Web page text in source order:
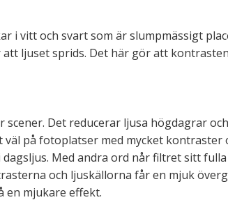
i vitt och svart som är slumpmässigt
ljuset sprids. Det här gör att
Det reducerar ljusa högdagrar
på fotoplatser med mycket kontraster
Med andra ord når filtret sitt
och ljuskällorna får en mjuk
en mjukare effekt.